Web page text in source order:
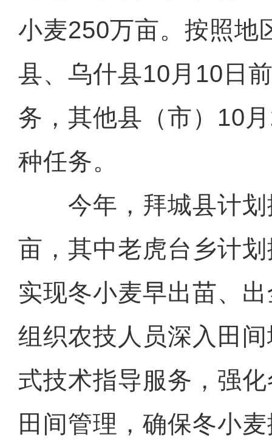
小麦250万亩。按照地
县、乌什县10月10日
务，其他县（市）10
种任务。
今年，拜城县计划
亩，其中老虎台乡计
实现冬小麦早出苗、
组织农技人员深入田
式技术指导服务，强
田间管理，确保冬小